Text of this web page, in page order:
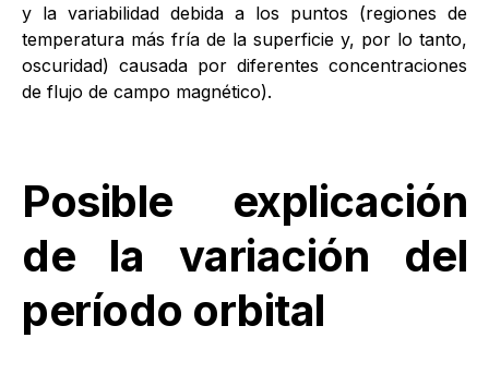
y la variabilidad debida a los puntos (regiones de
temperatura más fría de la superficie y, por lo tanto,
oscuridad) causada por diferentes concentraciones
de flujo de campo magnético).
Posible explicación
de la variación del
período orbital